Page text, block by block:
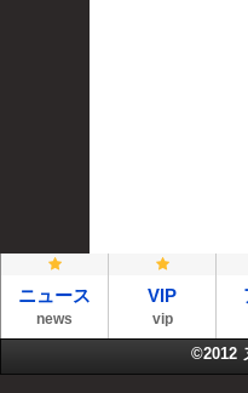
ニュース
news
VIP
vip
©2012